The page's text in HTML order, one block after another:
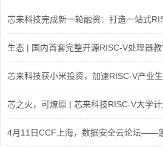
芯来科技完成新一轮融资：打造一站式
生态 | 国内首套完整开源RISC-V处理器
芯来科技获小米投资，加速RISC-V产业
芯之火，可燎原 | 芯来科技RISC-V大学计
4月11日CCF上海，数据安全云论坛——